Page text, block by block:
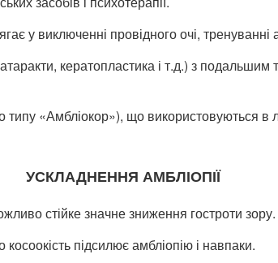
у виключенні провідного очі,
кератопластика і т.д.) з
«Амбліокор»), що використовуються в
УСКЛАДНЕННЯ АМБЛІОПІЇ
стійке значне зниження гостроти зору.
підсилює амбліопію і навпаки.